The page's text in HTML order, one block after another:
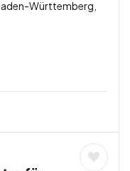
Württemberg,